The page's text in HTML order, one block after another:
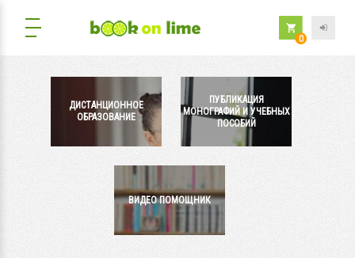
0
ДИСТАНЦИОННОЕ
ОБРАЗОВАНИЕ
ПУБЛИКАЦИЯ
МОНОГРАФИЙ И УЧЕБНЫХ
ПОСОБИЙ
ВИДЕО ПОМОЩНИК